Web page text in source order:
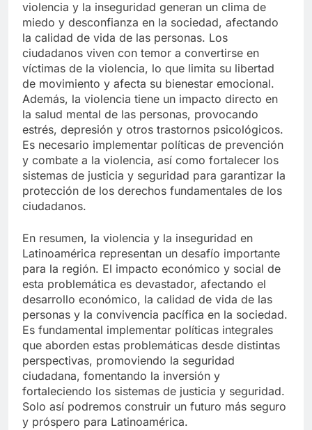
violencia y la inseguridad generan un clima de
miedo y desconfianza en la sociedad, afectando
la calidad de vida de las personas. Los
ciudadanos viven con temor a convertirse en
víctimas de la violencia, lo que limita su libertad
de movimiento y afecta su bienestar emocional.
Además, la violencia tiene un impacto directo en
la salud mental de las personas, provocando
estrés, depresión y otros trastornos psicológicos.
Es necesario implementar políticas de prevención
y combate a la violencia, así como fortalecer los
sistemas de justicia y seguridad para garantizar la
protección de los derechos fundamentales de los
ciudadanos.
En resumen, la violencia y la inseguridad en
Latinoamérica representan un desafío importante
para la región. El impacto económico y social de
esta problemática es devastador, afectando el
desarrollo económico, la calidad de vida de las
personas y la convivencia pacífica en la sociedad.
Es fundamental implementar políticas integrales
que aborden estas problemáticas desde distintas
perspectivas, promoviendo la seguridad
ciudadana, fomentando la inversión y
fortaleciendo los sistemas de justicia y seguridad.
Solo así podremos construir un futuro más seguro
y próspero para Latinoamérica.